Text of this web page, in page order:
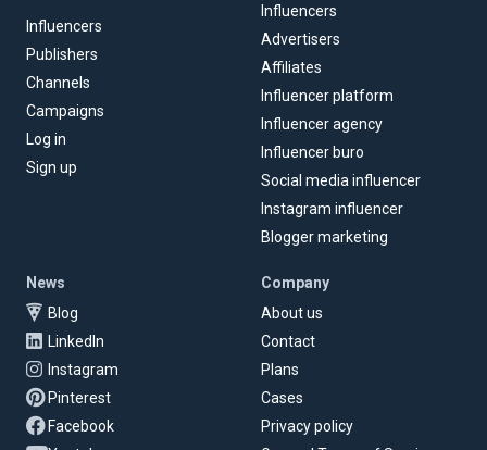
Influencers
Publishers
Channels
Campaigns
Log in
Sign up
Influencers
Advertisers
Affiliates
Influencer platform
Influencer agency
Influencer buro
Social media influencer
Instagram influencer
Blogger marketing
News
Blog
LinkedIn
Instagram
Pinterest
Facebook
Company
About us
Contact
Plans
Cases
Privacy policy